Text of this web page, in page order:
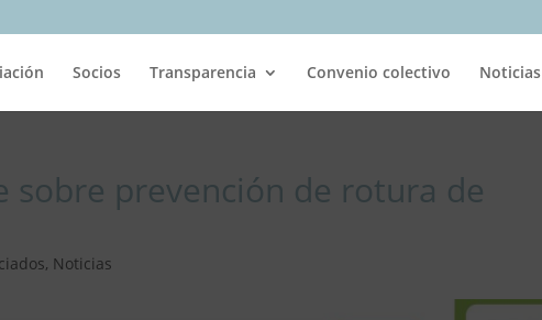
Socios Transparencia Convenio colectivo Noticias
sobre prevención de rotura de
, Noticias